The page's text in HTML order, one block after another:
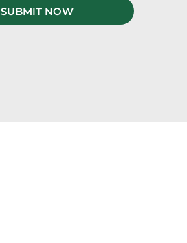
SUBMIT NOW